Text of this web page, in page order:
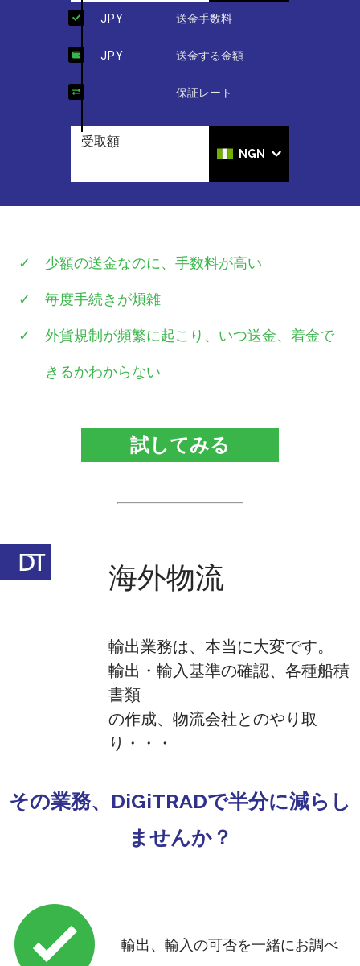
Loading...
JPY 送金手数料
Loading...
JPY 送金する金額
保証レート
受取額
NGN
✓ 少額の送金なのに、手数料が高い
✓ 毎度手続きが煩雑
✓ 外貨規制が頻繁に起こり、いつ送金、着金で
きるかわからない
試してみる
海外物流
輸出業務は、本当に大変です。
輸出・輸入基準の確認、各種船積
書類
の作成、物流会社とのやり取
り・・・
その業務、DiGiTRADで半分に減らし
ませんか？
輸出、輸入の可否を一緒にお調べ